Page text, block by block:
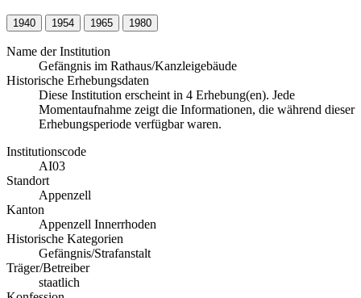
1940 1954 1965 1980
Name der Institution
Gefängnis im Rathaus/Kanzleigebäude
Historische Erhebungsdaten
Diese Institution erscheint in 4 Erhebung(en). Jede
Momentaufnahme zeigt die Informationen, die während dieser
Erhebungsperiode verfügbar waren.
Institutionscode
AI03
Standort
Appenzell
Kanton
Appenzell Innerrhoden
Historische Kategorien
Gefängnis/Strafanstalt
Träger/Betreiber
staatlich